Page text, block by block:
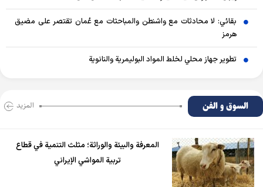
بقائي: لا محادثات مع واشنطن والمباحثات مع عُمان تقتصر على مضيق
هرمز
تطوير جهاز محلي لخلط المواد البوليمرية والنانوية
السوق و الفن المزید
المعرفة والبيئة والوراثة؛ مثلث التنمية في قطاع
تربية المواشي الإيراني